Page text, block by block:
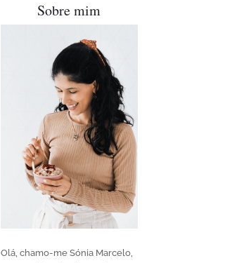
Sobre mim
Olá, chamo-me Sónia Marcelo,